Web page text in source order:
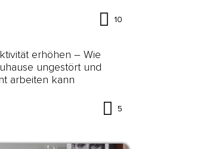
10
erhöhen – Wie
ungestört und
arbeiten kann
5